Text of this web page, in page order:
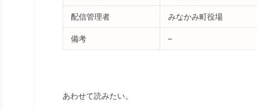
配信管理者 みなかみ町役場
備考 –
あわせて読みたい。